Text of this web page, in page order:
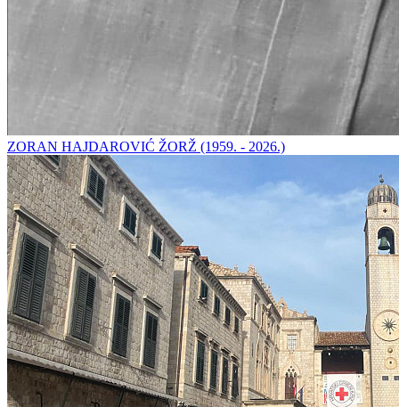
ZORAN HAJDAROVIĆ ŽORŽ (1959. - 2026.)